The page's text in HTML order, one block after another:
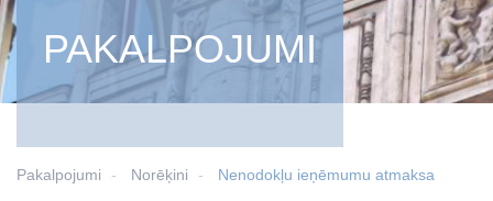
PAKALPOJUMI
Pakalpojumi Norēķini Nenodokļu ieņēmumu atmaksa